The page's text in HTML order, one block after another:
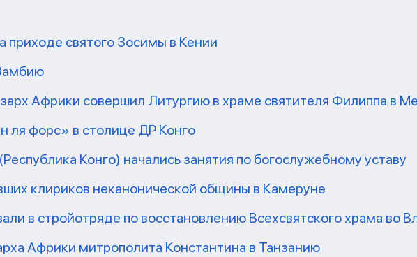
приходе святого Зосимы в Кении
Африки совершил Литургию в храме святителя Филиппа в
форс» в столице ДР Конго
Конго) начались занятия по богослужебному уставу
клириков неканонической общины в Камеруне
в стройотряде по восстановлению Всехсвятского храма во
Африки митрополита Константина в Танзанию